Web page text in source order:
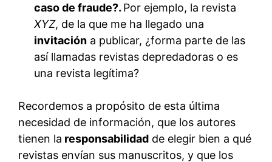
caso de fraude?. Por ejemplo, la revista
XYZ, de la que me ha llegado una
invitación a publicar, ¿forma parte de las
así llamadas revistas depredadoras o es
una revista legítima?
Recordemos a propósito de esta última
necesidad de información, que los autores
tienen la responsabilidad de elegir bien a qué
revistas envían sus manuscritos, y que los